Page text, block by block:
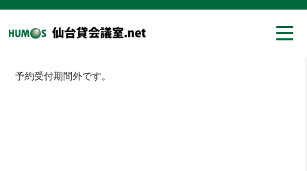
予約受付期間外です。